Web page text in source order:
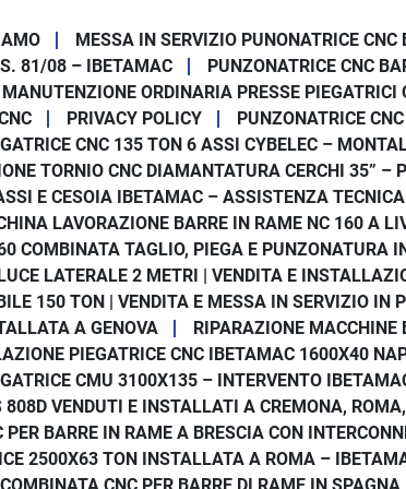
MESSA IN SERVIZIO PUNONATRICE CNC
81/08 – IBETAMAC
PUNZONATRICE CNC
MANUTENZIONE ORDINARIA PRESSE PIEGATRICI
PRIVACY POLICY
PUNZONATRICE
CNC 135 TON 6 ASSI CYBELEC –
TORNIO CNC DIAMANTATURA CERCHI 35” –
E CESOIA IBETAMAC – ASSISTENZA
LAVORAZIONE BARRE IN RAME NC 160 A
COMBINATA TAGLIO, PIEGA E PUNZONATURA
LATERALE 2 METRI | VENDITA E
150 TON | VENDITA E MESSA IN SERVIZIO IN
A GENOVA
RIPARAZIONE MACCHINE
PIEGATRICE CNC IBETAMAC 1600X40
CMU 3100X135 – INTERVENTO
VENDUTI E INSTALLATI A CREMONA,
BARRE IN RAME A BRESCIA CON
2500X63 TON INSTALLATA A ROMA –